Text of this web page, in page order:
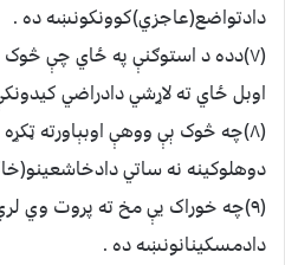
دادتواضع(عاجزي)کوونکونښه ده .
(٧)دده د استوګنې په ځاي چې
اوبل ځاي ته لاړشي دادراضي
(٨)چه څوک ېې ووهې اوبېاورته
دوهلوکينه نه ساتي
(٩)چه خوراک يې مخ ته پروت وي
دادمسکينانونښه ده .